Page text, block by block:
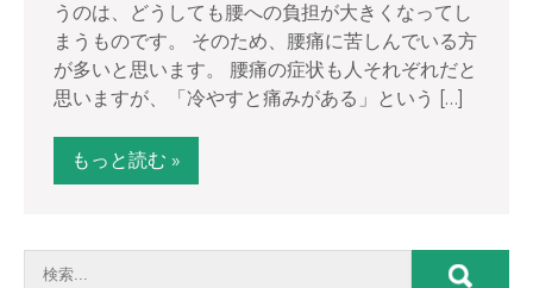
うのは、どうしても腰への負担が大きくなってし
まうものです。 そのため、腰痛に苦しんでいる方
が多いと思います。 腰痛の症状も人それぞれだと
思いますが、「冷やすと痛みがある」という […]
もっと読む »